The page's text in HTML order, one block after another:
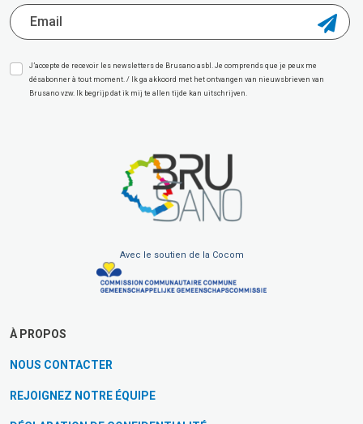
J’accepte de recevoir les newsletters de Brusano asbl. Je comprends que je peux me
désabonner à tout moment. / Ik ga akkoord met het ontvangen van nieuwsbrieven van
Brusano vzw. Ik begrijp dat ik mij te allen tijde kan uitschrijven.
Avec le soutien de la Cocom
À PROPOS
NOUS CONTACTER
REJOIGNEZ NOTRE ÉQUIPE